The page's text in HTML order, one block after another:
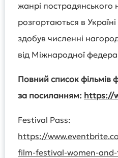
жанрі пострадянського
розгортаються в
здобув численні
від Міжнародної
Повний список фільмів
за посиланням: https://
Festival Pass:
https://
film-festival-women-